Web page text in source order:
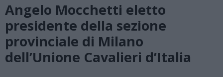
Angelo Mocchetti eletto
presidente della sezione
provinciale di Milano
dell’Unione Cavalieri d’Italia